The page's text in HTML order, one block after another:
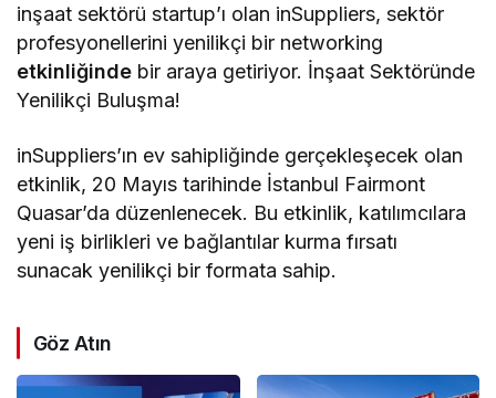
inşaat sektörü startup’ı olan inSuppliers, sektör
profesyonellerini yenilikçi bir networking
etkinliğinde bir araya getiriyor. İnşaat Sektöründe
Yenilikçi Buluşma!
inSuppliers’ın ev sahipliğinde gerçekleşecek olan
etkinlik, 20 Mayıs tarihinde İstanbul Fairmont
Quasar’da düzenlenecek. Bu etkinlik, katılımcılara
yeni iş birlikleri ve bağlantılar kurma fırsatı
sunacak yenilikçi bir formata sahip.
Göz Atın